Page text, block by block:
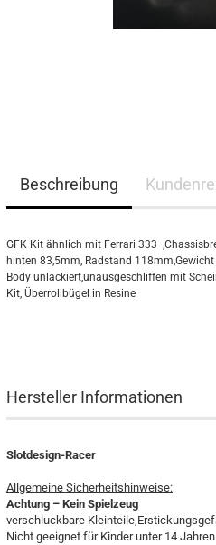
Beschreibung
GFK Kit ähnlich mit Ferrari 333
hinten 83,5mm, Radstand
Body unlackiert,unausgeschliffen mit
Kit, Überrollbügel in Resine
Hersteller Informationen
Slotdesign-Racer
Allgemeine Sicherheitshinweise:
Achtung – Kein Spielzeug
verschluckbare
Nicht geeignet für Kinder unter 14 Jahren